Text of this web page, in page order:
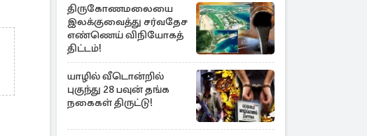
திருகோணமலையை
இலக்குவைத்து சர்வதேச
எண்ணெய் விநியோகத்
திட்டம்!
யாழில் வீடொன்றில்
புகுந்து 28 பவுன் தங்க
நகைகள் திருட்டு!